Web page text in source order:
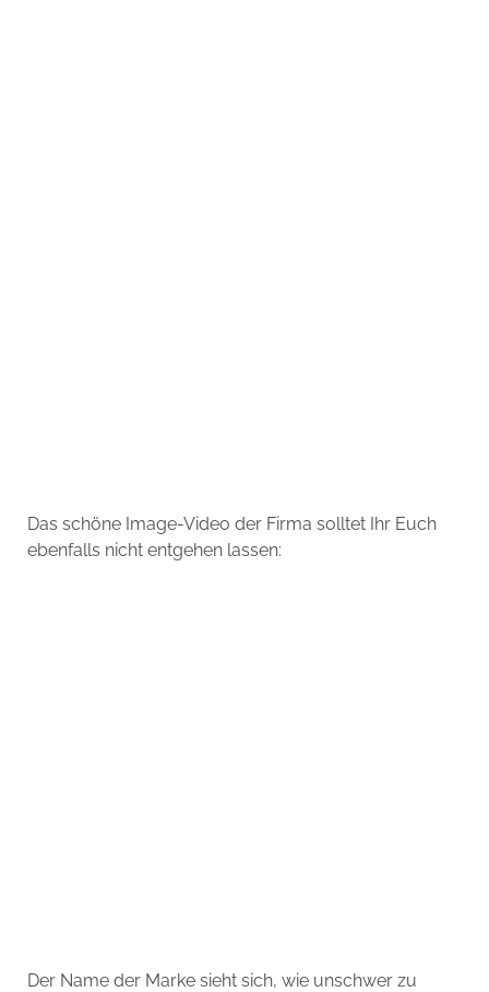
Das schöne Image-Video der Firma solltet Ihr Euch
ebenfalls nicht entgehen lassen:
Der Name der Marke sieht sich, wie unschwer zu